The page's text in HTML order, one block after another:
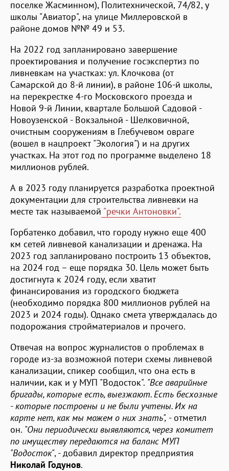
поселке Жасминном), Политехнической, 74/82, у
школы "Авиатор", на улице Миллеровской в
районе домов №№ 49 и 53.
На 2022 год запланировано завершение
проектирования и получение госэкспертиз по
ливневкам на участках: ул. Клочкова (от
Самарской до 8-й линии), в районе 106-й школы,
на перекрестке 4-го Московского проезда и
Новой 9-й Линии, квартале Большой Садовой -
Новоузенской - Вокзальной - Шелковичной,
очистным сооружениям в Глебучевом овраге
(вошел в нацпроект "Экология") и на других
участках. На этот год по программе выделено 18
миллионов рублей.
А в 2023 году планируется разработка проектной
документации для строительства ливневки на
месте так называемой "речки Антоновки".
Горбатенко добавил, что городу нужно еще 400
км сетей ливневой канализации и дренажа. На
2023 год запланировано построить 13 объектов,
на 2024 год – еще порядка 30. Цель может быть
достигнута к 2024 году, если хватит
финансирования из городского бюджета
(необходимо порядка 800 миллионов рублей на
2023 и 2024 годы). Однако смета утверждалась до
подорожания стройматериалов и прочего.
Отвечая на вопрос журналистов о проблемах в
городе из-за возможной потери схемы ливневой
канализации, спикер сообщил, что она есть в
наличии, как и у МУП "Водосток". "Все аварийные
бригады, которые есть, выезжают. Есть бесхозные
- которые построены и не были учтены. Их на
карте нет, как мы можем о них знать", - отметил
он. "Они периодически выявляются, через комитет
по имуществу передаются на баланс МУП
"Водосток", - добавил директор предприятия
Николай Годунов.